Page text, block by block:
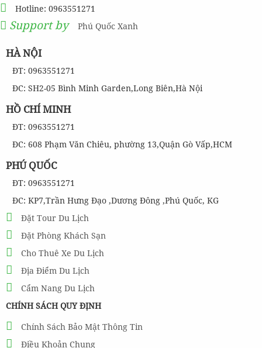
Hotline: 0963551271
Support by Phú Quốc Xanh
HÀ NỘI
ĐT: 0963551271
ĐC: SH2-05 Bình Minh Garden,Long Biên,Hà Nội
HỒ CHÍ MINH
ĐT: 0963551271
ĐC: 608 Phạm Văn Chiêu, phường 13,Quận Gò Vấp,HCM
PHÚ QUỐC
ĐT: 0963551271
ĐC: KP7,Trần Hưng Đạo ,Dương Đông ,Phú Quốc, KG
Đặt Tour Du Lịch
Đặt Phòng Khách Sạn
Cho Thuê Xe Du Lịch
Địa Điểm Du Lịch
Cẩm Nang Du Lịch
CHÍNH SÁCH QUY ĐỊNH
Chính Sách Bảo Mật Thông Tin
Điều Khoản Chung